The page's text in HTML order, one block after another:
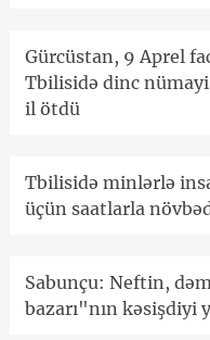
Gürcüstan, 9 Aprel
Tbilisidə dinc
il ötdü
Tbilisidə minlərlə
üçün saatlarla
Sabunçu: Neftin,
bazarı"nın kəsişdiyi